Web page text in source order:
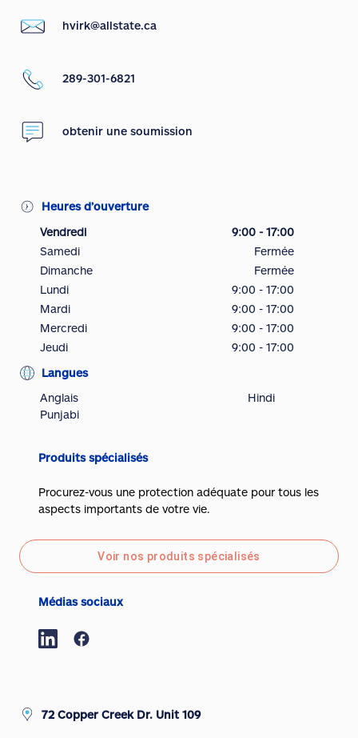
hvirk@allstate.ca
289-301-6821
obtenir une soumission
Heures d’ouverture
Vendredi
9:00 - 17:00
Samedi
Fermée
Dimanche
Fermée
Lundi
9:00 - 17:00
Mardi
9:00 - 17:00
Mercredi
9:00 - 17:00
Jeudi
9:00 - 17:00
Langues
Anglais
Punjabi
Hindi
Produits spécialisés
Procurez-vous une protection adéquate pour tous les
aspects importants de votre vie.
Voir nos produits spécialisés
Médias sociaux
72 Copper Creek Dr. Unit 109